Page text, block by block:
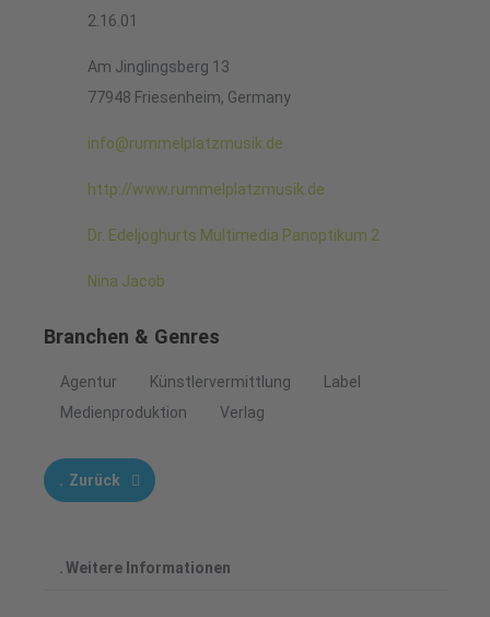
2.16.01
Am Jinglingsberg 13
77948 Friesenheim, Germany
info@rummelplatzmusik.de
http://www.rummelplatzmusik.de
Dr. Edeljoghurts Multimedia Panoptikum 2
Nina Jacob
Branchen & Genres
Agentur Künstlervermittlung
Label
Medienproduktion
Verlag
Zurück
Weitere Informationen